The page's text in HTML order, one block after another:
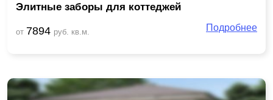
Элитные заборы для коттеджей
от 7894 руб. кв.м. Подробнее